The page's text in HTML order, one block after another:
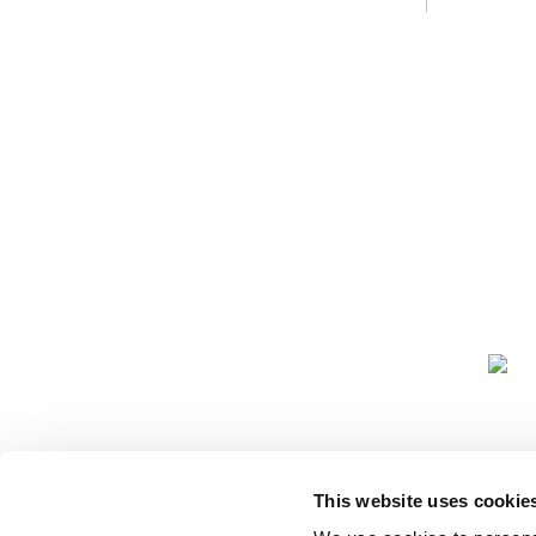
This website uses